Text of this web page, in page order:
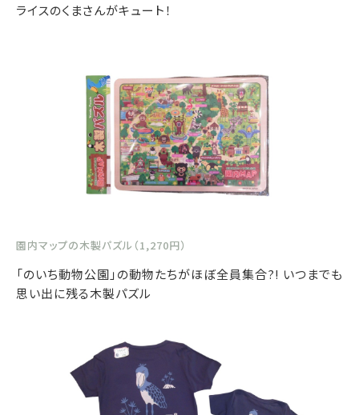
ライスのくまさんがキュート！
園内マップの木製パズル（1,270円）
「のいち動物公園」の動物たちがほぼ全員集合?! いつまでも
思い出に残る木製パズル